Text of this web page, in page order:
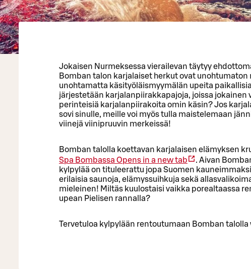
Jokaisen Nurmeksessa vierailevan täytyy
Bomban talon karjalaiset herkut ovat unohtumaton
unohtamatta käsityöläismyymälän upeita
järjestetään karjalanpiirakkapajoja, joissa jokainen
perinteisiä karjalanpiirakoita omin käsin? Jos
sovi sinulle, meille voi myös tulla maistelemaan
viinejä viinipruuvin merkeissä!
Bomban talolla koettavan karjalaisen elämyksen
Spa Bombassa Opens in a new tab
. Aivan
kylpylää on tituleerattu jopa Suomen
erilaisia saunoja, elämyssuihkuja sekä
mieleinen! Miltäs kuulostaisi vaikka porealtaassa
upean Pielisen rannalla?
Tervetuloa kylpylään rentoutumaan Bomban talolla